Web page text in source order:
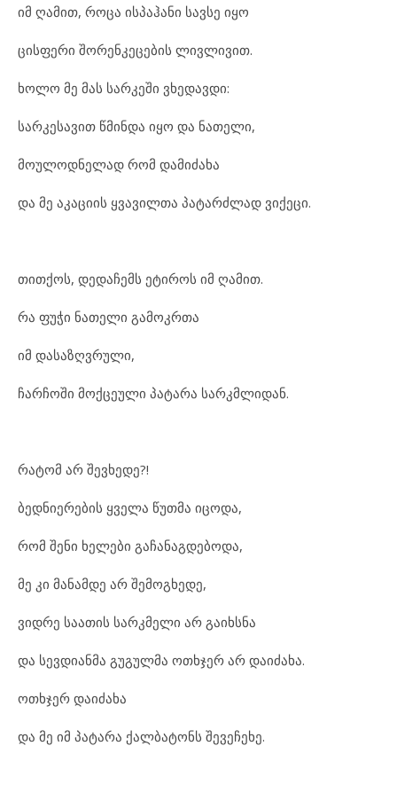
იმ ღამით, როცა ისპაჰანი სავსე იყო
ცისფერი შორენკეცების ლივლივით.
ხოლო მე მას სარკეში ვხედავდი:
სარკესავით წმინდა იყო და ნათელი,
მოულოდნელად რომ დამიძახა
და მე აკაციის ყვავილთა პატარძლად ვიქეცი.
თითქოს, დედაჩემს ეტიროს იმ ღამით.
რა ფუჭი ნათელი გამოკრთა
იმ დასაზღვრული,
ჩარჩოში მოქცეული პატარა სარკმლიდან.
რატომ არ შევხედე?!
ბედნიერების ყველა წუთმა იცოდა,
რომ შენი ხელები გაჩანაგდებოდა,
მე კი მანამდე არ შემოგხედე,
ვიდრე საათის სარკმელი არ გაიხსნა
და სევდიანმა გუგულმა ოთხჯერ არ დაიძახა.
ოთხჯერ დაიძახა
და მე იმ პატარა ქალბატონს შევეჩეხე.